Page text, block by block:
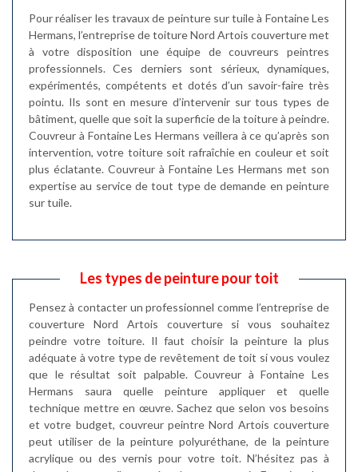
Pour réaliser les travaux de peinture sur tuile à Fontaine Les
Hermans, l’entreprise de toiture Nord Artois couverture met
à votre disposition une équipe de couvreurs peintres
professionnels. Ces derniers sont sérieux, dynamiques,
expérimentés, compétents et dotés d’un savoir-faire très
pointu. Ils sont en mesure d’intervenir sur tous types de
bâtiment, quelle que soit la superficie de la toiture à peindre.
Couvreur à Fontaine Les Hermans veillera à ce qu’après son
intervention, votre toiture soit rafraîchie en couleur et soit
plus éclatante. Couvreur à Fontaine Les Hermans met son
expertise au service de tout type de demande en peinture
sur tuile.
Les types de peinture pour toit
Pensez à contacter un professionnel comme l’entreprise de
couverture Nord Artois couverture si vous souhaitez
peindre votre toiture. Il faut choisir la peinture la plus
adéquate à votre type de revêtement de toit si vous voulez
que le résultat soit palpable. Couvreur à Fontaine Les
Hermans saura quelle peinture appliquer et quelle
technique mettre en œuvre. Sachez que selon vos besoins
et votre budget, couvreur peintre Nord Artois couverture
peut utiliser de la peinture polyuréthane, de la peinture
acrylique ou des vernis pour votre toit. N’hésitez pas à